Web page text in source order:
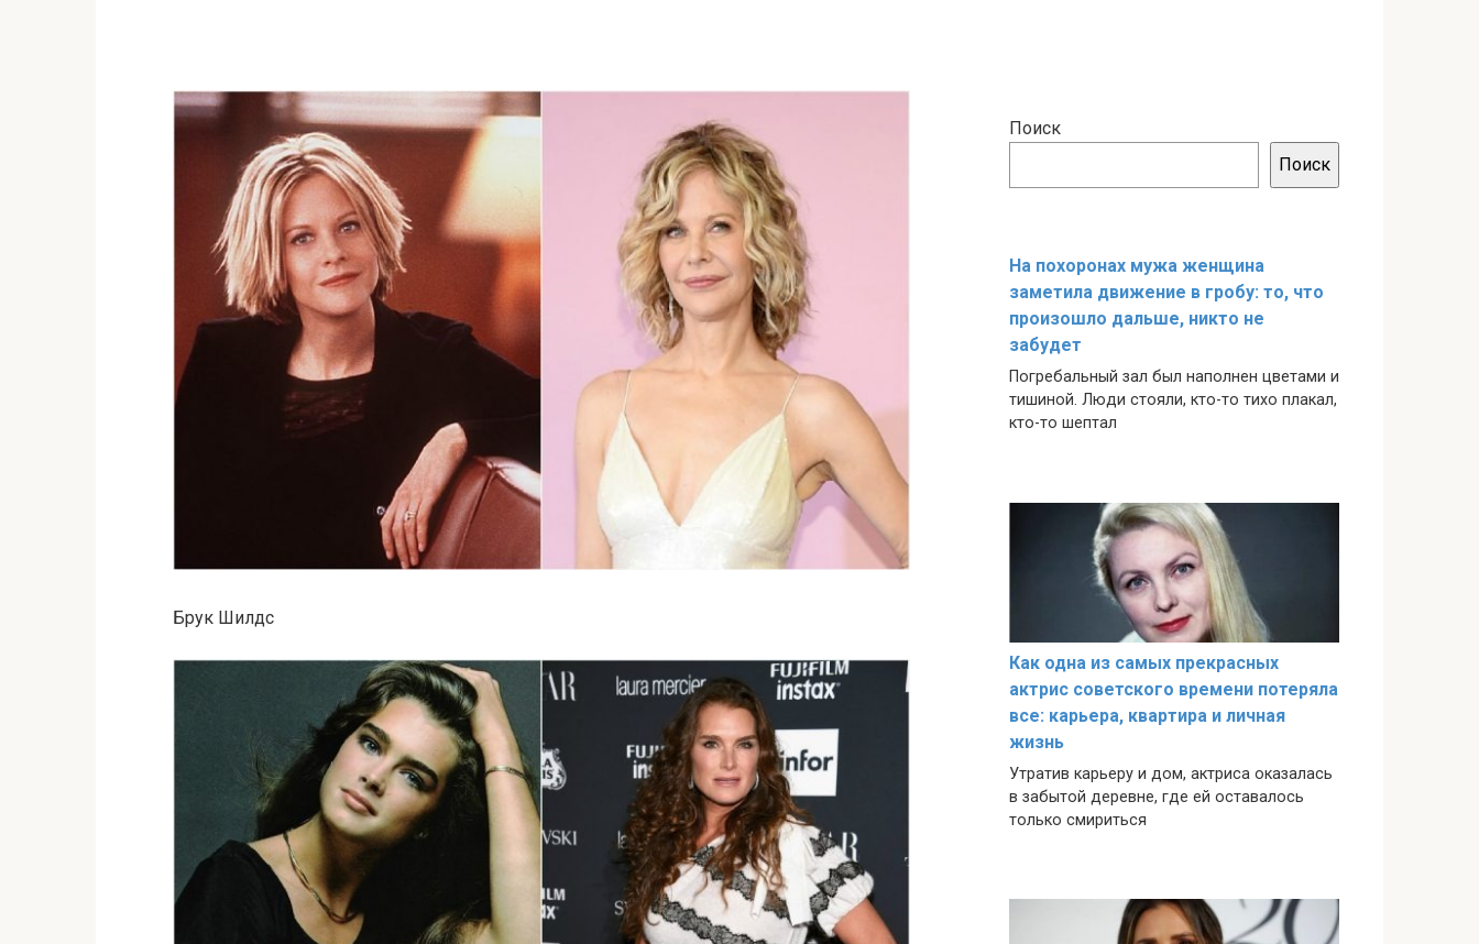
Брук Шилдс
Поиск
Поиск
На похоронах мужа женщина
заметила движение в гробу: то, что
произошло дальше, никто не
забудет
Погребальный зал был наполнен цветами и
тишиной. Люди стояли, кто-то тихо плакал,
кто-то шептал
Как одна из самых прекрасных
актрис советского времени потеряла
все: карьера, квартира и личная
жизнь
Утратив карьеру и дом, актриса оказалась
в забытой деревне, где ей оставалось
только смириться